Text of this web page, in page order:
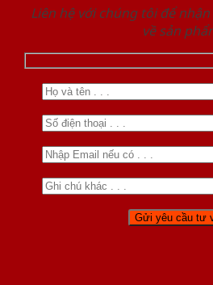
Liên hệ với chúng tôi để
về sản